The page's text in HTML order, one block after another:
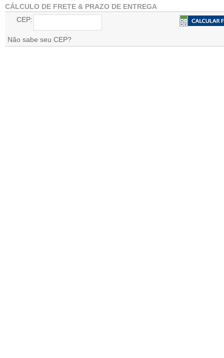
CÁLCULO DE FRETE & PRAZO DE ENTREGA
CEP:
Não sabe seu CEP?